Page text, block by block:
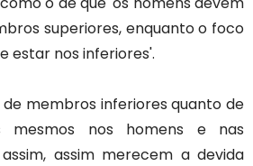
superiores, enquanto o foco
estar nos inferiores'.
de membros inferiores quanto de
mesmos nos homens e nas
assim merecem a devida